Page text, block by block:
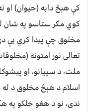
کې هېڅ دابه (حیوان) او
کوي مګر ستاسو په شان
مخلوق چې پیدا کړي یې
تعالی نور امتونه
ملت، د سپیانو، او
اسلام د هېڅ مخلوق د له
ندی، نو د هغو خلکو په